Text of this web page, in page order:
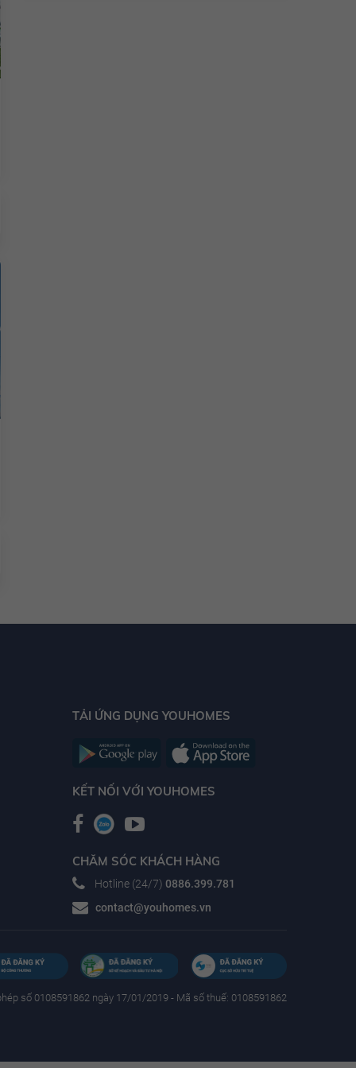
TẢI ỨNG DỤNG YOUHOMES
KẾT NỐI VỚI YOUHOMES
CHĂM SÓC KHÁCH HÀNG
Hotline (24/7) 0886.399.781
contact@youhomes.vn
số 0108591862 ngày 17/01/2019 - Mã số thuế: 0108591862